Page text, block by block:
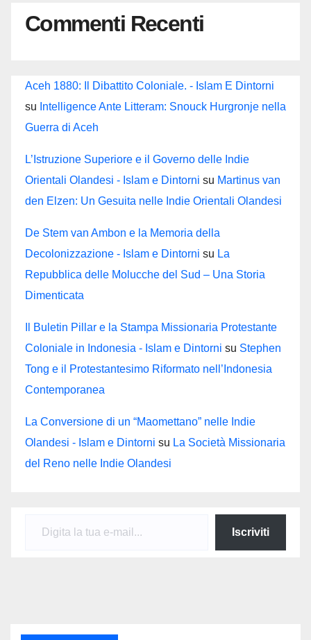
Commenti Recenti
Aceh 1880: Il Dibattito Coloniale. - Islam E Dintorni
su Intelligence Ante Litteram: Snouck Hurgronje nella
Guerra di Aceh
L’Istruzione Superiore e il Governo delle Indie
Orientali Olandesi - Islam e Dintorni su Martinus van
den Elzen: Un Gesuita nelle Indie Orientali Olandesi
De Stem van Ambon e la Memoria della
Decolonizzazione - Islam e Dintorni su La
Repubblica delle Molucche del Sud – Una Storia
Dimenticata
Il Buletin Pillar e la Stampa Missionaria Protestante
Coloniale in Indonesia - Islam e Dintorni su Stephen
Tong e il Protestantesimo Riformato nell’Indonesia
Contemporanea
La Conversione di un “Maomettano” nelle Indie
Olandesi - Islam e Dintorni su La Società Missionaria
del Reno nelle Indie Olandesi
Iscriviti